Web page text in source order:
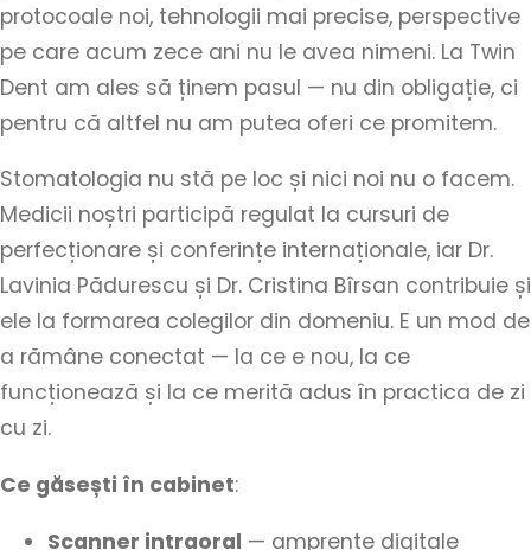
protocoale noi, tehnologii mai precise, perspective
pe care acum zece ani nu le avea nimeni. La Twin
Dent am ales să ținem pasul — nu din obligație, ci
pentru că altfel nu am putea oferi ce promitem.
Stomatologia nu stă pe loc și nici noi nu o facem.
Medicii noștri participă regulat la cursuri de
perfecționare și conferințe internaționale, iar Dr.
Lavinia Pădurescu și Dr. Cristina Bîrsan contribuie și
ele la formarea colegilor din domeniu. E un mod de
a rămâne conectat — la ce e nou, la ce
funcționează și la ce merită adus în practica de zi
cu zi.
Ce găsești în cabinet:
Scanner intraoral — amprente digitale